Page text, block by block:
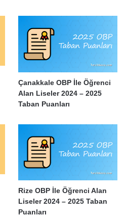
Çanakkale OBP İle Öğrenci
Alan Liseler 2024 – 2025
Taban Puanları
Rize OBP İle Öğrenci Alan
Liseler 2024 – 2025 Taban
Puanları